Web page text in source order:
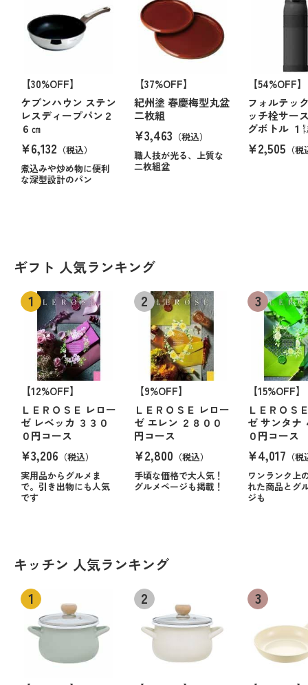
【30%OFF】
ケブンハウン ステン
レスディープパン２
６㎝
¥6,132 （税込）
煮込みや炒め物に便利
な深型設計のパン
【37%OFF】
紀州塗 春慶梅型丸盆
二枚組
¥3,463 （税込）
職人技が光る、上質な
二枚組盆
【54%OFF】
フォルテッ
ッチ栓サー
グボトル １
¥2,505 （
ギフト 人気ランキング
【12%OFF】
ＬＥＲＯＳＥ レロー
ゼ レベッカ ３３０
０円コース
¥3,206 （税込）
実用品からグルメま
で。引き出物にも人気
です
【9%OFF】
ＬＥＲＯＳＥ レロー
ゼ エレン ２８００
円コース
¥2,800 （税込）
手頃な価格で大人気！
グルメページも掲載！
【15%OFF】
ＬＥＲＯＳ
ゼ サンタナ
０円コース
¥4,017 （
ワンランク上
れた商品とグ
ジも
キッチン 人気ランキング